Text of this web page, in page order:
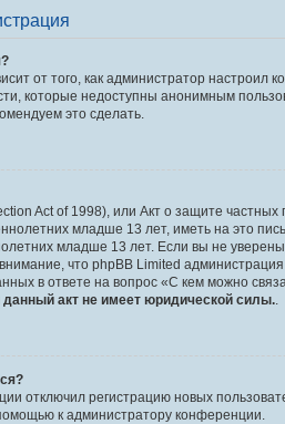
от того, как администратор
которые недоступны анонимным
это сделать.
Act of 1998), или Акт о защите
младше 13 лет, иметь на это
младше 13 лет. Если вы не
что phpBB Limited
в ответе на вопрос «С кем можно
акт не имеет юридической силы.
отключил регистрацию новых
к администратору конференции.